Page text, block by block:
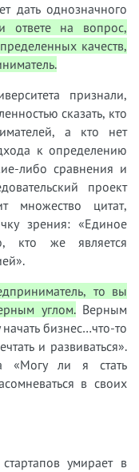
дать однозначного
ответе на вопрос,
качеств,
признали,
сказать, кто
а кто нет
к определению
либо сравнения и
проект
множество цитат,
зрения: «Единое
кто же является
то вы
углом.Верным
бизнес…что-то
и развиваться».
«Могу ли я стать
в своих
умирает в